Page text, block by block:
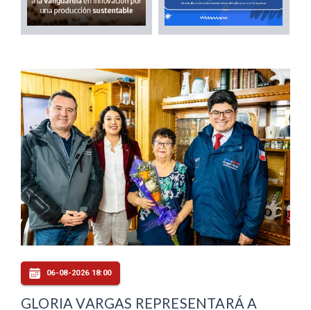
06-08-2026 18:00
GLORIA VARGAS REPRESENTARÁ A